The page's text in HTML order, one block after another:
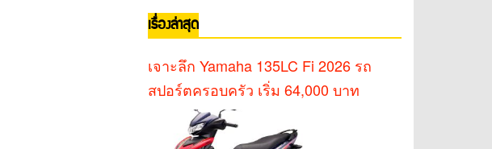
เรื่องล่าสุด
เจาะลึก Yamaha 135LC Fi 2026 รถ
สปอร์ตครอบครัว เริ่ม 64,000 บาท